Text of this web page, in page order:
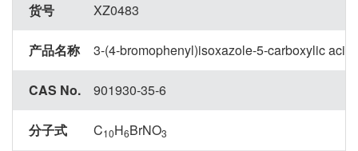
货号 XZ0483
产品名称 3-(4-bromophenyl)isoxazole-5-carboxylic acid
CAS No. 901930-35-6
分子式 C10H6BrNO3